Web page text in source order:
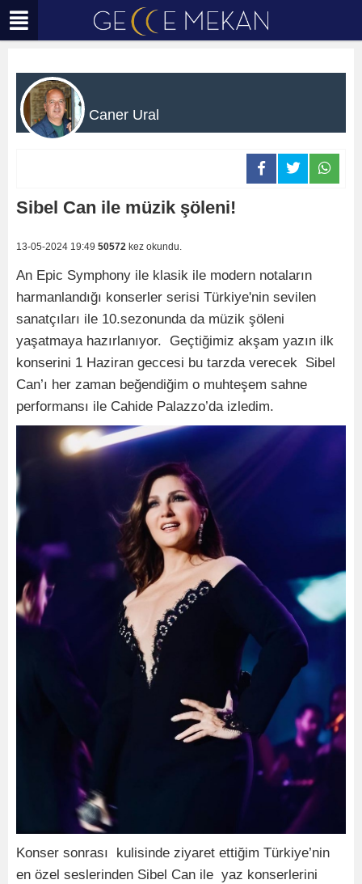
Caner Ural
Sibel Can ile müzik şöleni!
13-05-2024 19:49 50572 kez okundu.
An Epic Symphony ile klasik ile modern notaların
harmanlandığı konserler serisi Türkiye'nin sevilen
sanatçıları ile 10.sezonunda da müzik şöleni
yaşatmaya hazırlanıyor. Geçtiğimiz akşam yazın ilk
konserini 1 Haziran geccesi bu tarzda verecek Sibel
Can’ı her zaman beğendiğim o muhteşem sahne
performansı ile Cahide Palazzo’da izledim.
Konser sonrası kulisinde ziyaret ettiğim Türkiye’nin
en özel seslerinden Sibel Can ile yaz konserlerini